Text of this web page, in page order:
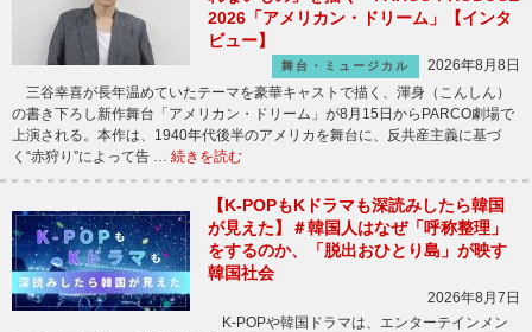
2026「アメリカン・ドリーム」【インタ
ビュー】
舞台・ミュージカル
2026年8月8日
三谷幸喜が長年温めていたテーマを豪華キャストで描く、渾身（こんしん）
の書き下ろし新作舞台「アメリカン・ドリーム」が8月15日からPARCO劇場で
上演される。本作は、1940年代後半のアメリカを舞台に、反共産主義に基づ
く“赤狩り”によって告 … 続きを読む
【K-POPもKドラマも深読みしたら韓国
が見えた】＃韓国人はなぜ「呼称整理」
をするのか、「脱出おひとり島」が映す
韓国社会
2026年8月7日
K-POPや韓国ドラマは、エンターテインメン